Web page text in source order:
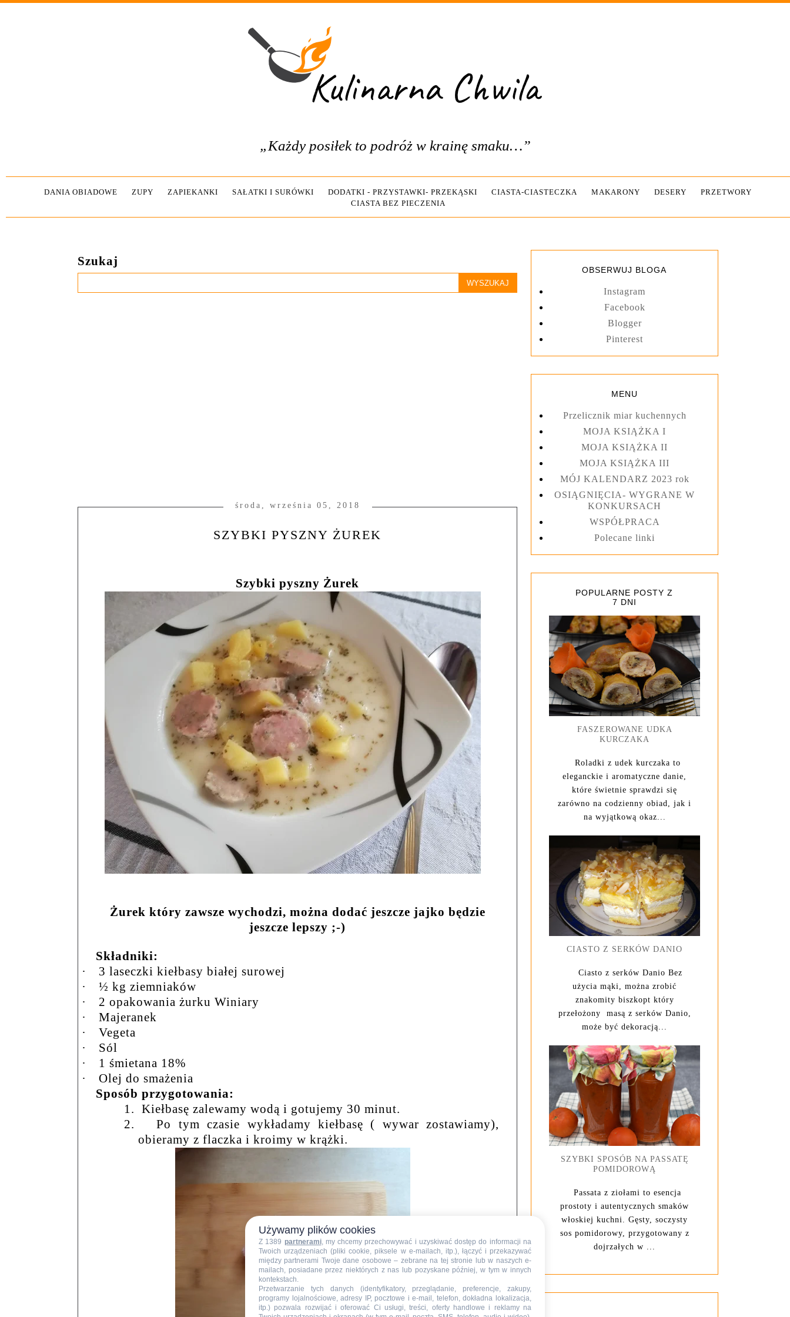
„Każdy posiłek to podróż w krainę smaku…”
DANIA OBIADOWE ZUPY ZAPIEKANKI SAŁATKI I SURÓWKI DODATKI - PRZYSTAWKI- PRZEKĄSKI CIASTA-CIASTECZKA MAKARONY DESERY
PRZETWORY
CIASTA BEZ PIECZENIA
Szukaj
środa, września 05, 2018
SZYBKI PYSZNY ŻUREK
Szybki pyszny Żurek
Żurek który zawsze wychodzi, można dodać jeszcze jajko będzie
jeszcze lepszy ;-)
Składniki:
·
3 laseczki kiełbasy białej surowej
·
½ kg ziemniaków
·
2 opakowania żurku Winiary
·
Majeranek
·
Vegeta
·
Sól
·
1 śmietana 18%
·
Olej do smażenia
Sposób przygotowania:
1. Kiełbasę zalewamy wodą i gotujemy 30 minut.
2.
Po tym czasie wykładamy kiełbasę ( wywar zostawiamy),
obieramy z flaczka i kroimy w krążki.
OBSERWUJ BLOGA
Instagram
Facebook
Blogger
Pinterest
MENU
Przelicznik miar kuchennych
MOJA KSIĄŻKA I
MOJA KSIĄŻKA II
MOJA KSIĄŻKA III
MÓJ KALENDARZ 2023 rok
OSIĄGNIĘCIA- WYGRANE W
KONKURSACH
WSPÓŁPRACA
Polecane linki
POPULARNE POSTY Z
7 DNI
FASZEROWANE UDKA
KURCZAKA
Roladki z udek kurczaka to
eleganckie i aromatyczne danie,
które świetnie sprawdzi się
zarówno na codzienny obiad, jak i
na wyjątkową okaz...
CIASTO Z SERKÓW DANIO
Ciasto z serków Danio Bez
użycia mąki, można zrobić
znakomity biszkopt który
przełożony masą z serków Danio,
może być dekoracją...
SZYBKI SPOSÓB NA PASSATĘ
POMIDOROWĄ
Passata z ziołami to esencja
prostoty i autentycznych smaków
włoskiej kuchni. Gęsty, soczysty
sos pomidorowy, przygotowany z
dojrzałych w ...
Używamy plików cookies
Z 1389 partnerami, my chcemy przechowywać i uzyskiwać dostęp do informacji na
Twoich urządzeniach (pliki cookie, piksele w e-mailach, itp.), łączyć i przekazywać
między partnerami Twoje dane osobowe – zebrane na tej stronie lub w naszych e-
mailach, posiadane przez niektórych z nas lub pozyskane później, w tym w innych
kontekstach.
Przetwarzanie tych danych (identyfikatory, przeglądanie, preferencje, zakupy,
programy lojalnościowe, adresy IP, pocztowe i e-mail, telefon, dokładna lokalizacja,
itp.) pozwala rozwijać i oferować Ci usługi, treści, oferty handlowe i reklamy na